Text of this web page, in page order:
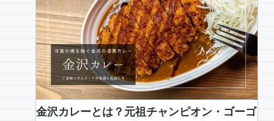
金沢カレーとは？元祖チャンピオン・ゴーゴ